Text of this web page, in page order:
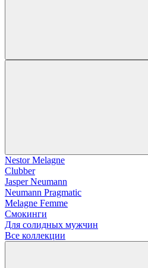
Nestor Melagne
Clubber
Jasper Neumann
Neumann Pragmatic
Melagne Femme
Смокинги
Для солидных мужчин
Все коллекции